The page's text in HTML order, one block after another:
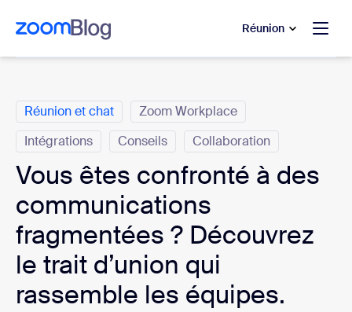
contenu principal
au chat d’aide
Réunion
Réunion et chat
Zoom Workplace
Intégrations
Conseils Collaboration
Vous êtes confronté à des
communications
fragmentées ? Découvrez
le trait d’union qui
rassemble les équipes.